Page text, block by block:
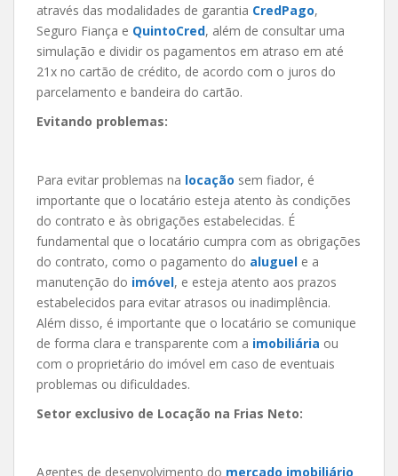
através das modalidades de garantia CredPago,
Seguro Fiança e QuintoCred, além de consultar uma
simulação e dividir os pagamentos em atraso em até
21x no cartão de crédito, de acordo com o juros do
parcelamento e bandeira do cartão.
Evitando problemas:
Para evitar problemas na locação sem fiador, é
importante que o locatário esteja atento às condições
do contrato e às obrigações estabelecidas. É
fundamental que o locatário cumpra com as obrigações
do contrato, como o pagamento do aluguel e a
manutenção do imóvel, e esteja atento aos prazos
estabelecidos para evitar atrasos ou inadimplência.
Além disso, é importante que o locatário se comunique
de forma clara e transparente com a imobiliária ou
com o proprietário do imóvel em caso de eventuais
problemas ou dificuldades.
Setor exclusivo de Locação na Frias Neto:
Agentes de desenvolvimento do mercado imobiliário